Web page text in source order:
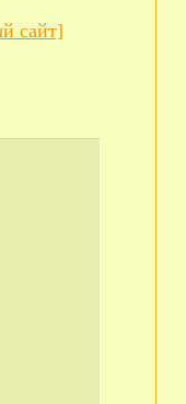
сайт]